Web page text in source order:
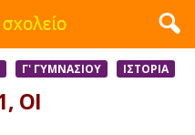
Γ' ΓΥΜΝΑΣΙΟΥ ΙΣΤΟΡΊΑ
ΟΙ